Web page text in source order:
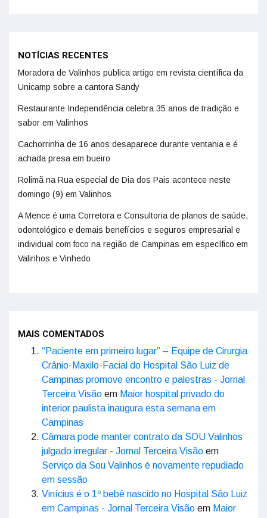
NOTÍCIAS RECENTES
Moradora de Valinhos publica artigo em revista científica da
Unicamp sobre a cantora Sandy
Restaurante Independência celebra 35 anos de tradição e
sabor em Valinhos
Cachorrinha de 16 anos desaparece durante ventania e é
achada presa em bueiro
Rolimã na Rua especial de Dia dos Pais acontece neste
domingo (9) em Valinhos
A Mence é uma Corretora e Consultoria de planos de saúde,
odontológico e demais benefícios e seguros empresarial e
individual com foco na região de Campinas em específico em
Valinhos e Vinhedo
MAIS COMENTADOS
“Paciente em primeiro lugar” – Equipe de Cirurgia
Crânio-Maxilo-Facial do Hospital São Luiz de
Campinas promove encontro e palestras - Jornal
Terceira Visão em Maior hospital privado do
interior paulista inaugura esta semana em
Campinas
Câmara pode manter contrato da SOU Valinhos
julgado irregular - Jornal Terceira Visão em
Serviço da Sou Valinhos é novamente repudiado
em sessão
Vinícius é o 1º bebê nascido no Hospital São Luiz
em Campinas - Jornal Terceira Visão em Maior